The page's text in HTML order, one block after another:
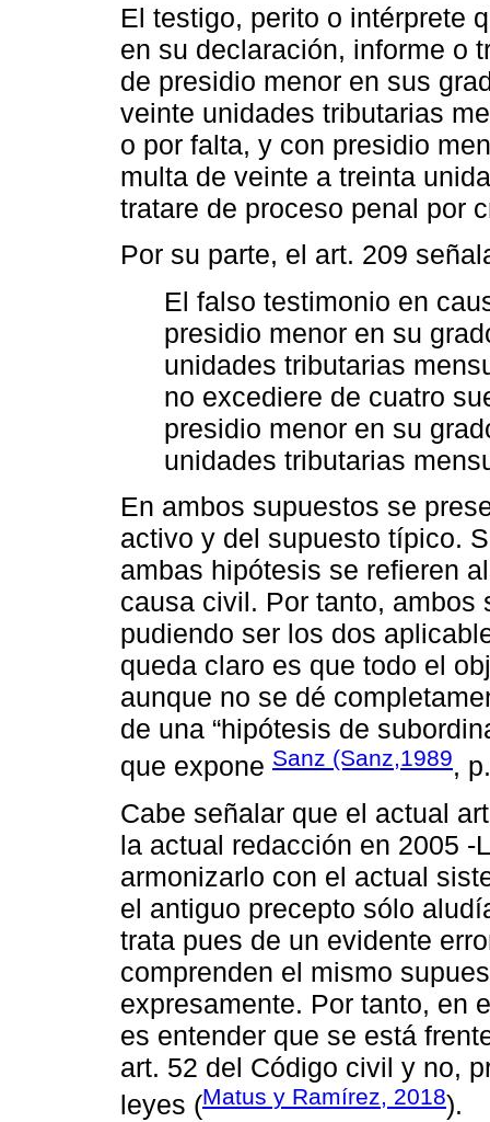
El testigo, perito o intérprete
en su declaración, informe o
de presidio menor en sus
veinte unidades tributarias
o por falta, y con presidio
multa de veinte a treinta
tratare de proceso penal por
Por su parte, el art. 209
El falso testimonio en
presidio menor en su
unidades tributarias
no excediere de cuatro
presidio menor en su
unidades tributarias
En ambos supuestos se
activo y del supuesto típico.
ambas hipótesis se refieren
causa civil. Por tanto,
pudiendo ser los dos
queda claro es que todo el
aunque no se dé
de una “hipótesis de
que expone Sanz (Sanz,1989,
Cabe señalar que el actual
la actual redacción en 2005 -
armonizarlo con el actual
el antiguo precepto sólo
trata pues de un evidente
comprenden el mismo
expresamente. Por tanto, en
es entender que se está
art. 52 del Código civil y no,
leyes (Matus y Ramírez, 2018).